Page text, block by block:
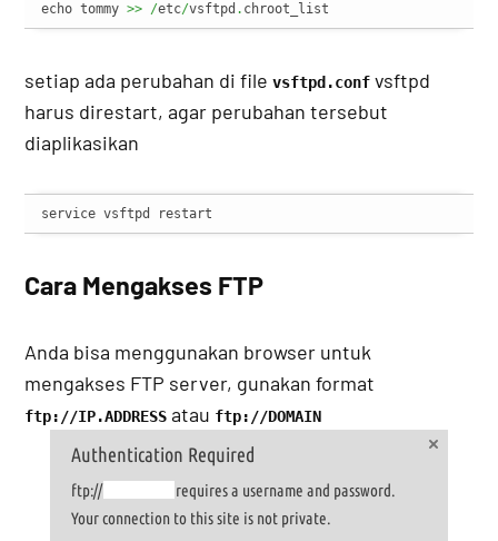
echo tommy >> /etc/vsftpd . chroot_list
setiap ada perubahan di filevsftpd.conf vsftpd
harus direstart, agar perubahan tersebut
diaplikasikan
service vsftpd restart
Cara Mengakses FTP
Anda bisa menggunakan browser untuk
mengakses FTP server, gunakan format
ftp://IP.ADDRESS atau ftp://DOMAIN